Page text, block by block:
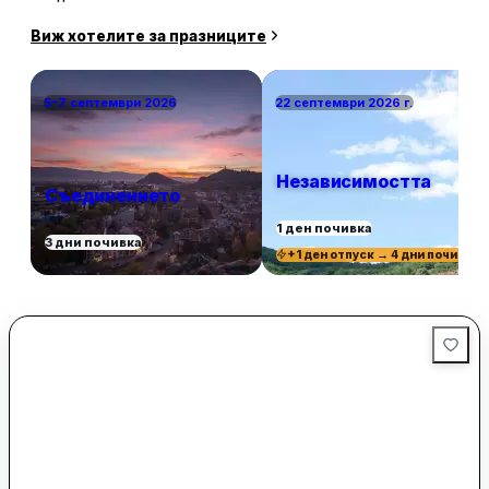
Виж хотелите за празниците
5–7 септември 2026
Съединението
3 дни почивка
22 септември 2026 г.
Независимостта
1 ден почивка
+1 ден отпуск → 4 дни почивка